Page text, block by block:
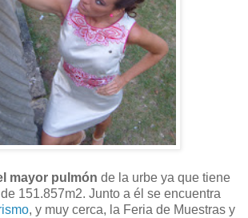
mayor pulmón de la urbe ya que tiene
151.857m2. Junto a él se encuentra
, y muy cerca, la Feria de Muestras y